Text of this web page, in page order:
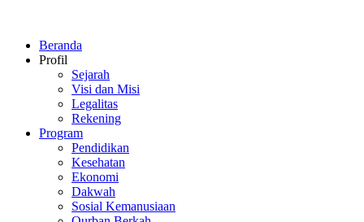
Beranda
Profil
Sejarah
Visi dan Misi
Legalitas
Rekening
Program
Pendidikan
Kesehatan
Ekonomi
Dakwah
Sosial Kemanusiaan